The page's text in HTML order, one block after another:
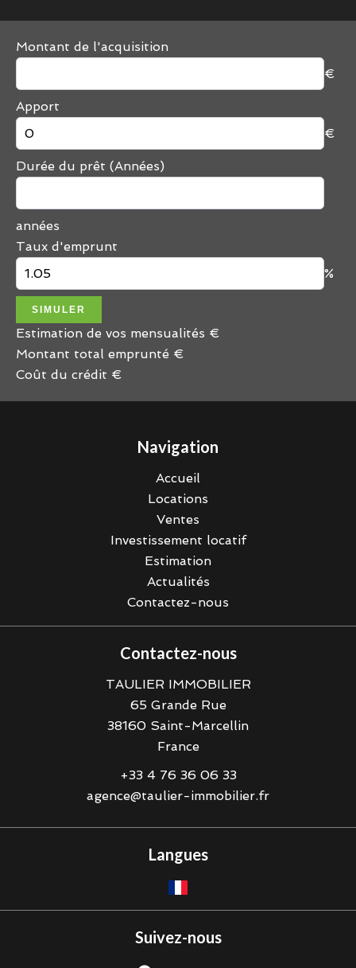
Montant de l'acquisition
€
Apport
€
Durée du prêt (Années)
années
Taux d'emprunt
%
SIMULER
Estimation de vos mensualités €
Montant total emprunté €
Coût du crédit €
Navigation
Accueil
Locations
Ventes
Investissement locatif
Estimation
Actualités
Contactez-nous
Contactez-nous
TAULIER IMMOBILIER
65 Grande Rue
38160 Saint-Marcellin
France
+33 4 76 36 06 33
agence@taulier-immobilier.fr
Langues
Suivez-nous